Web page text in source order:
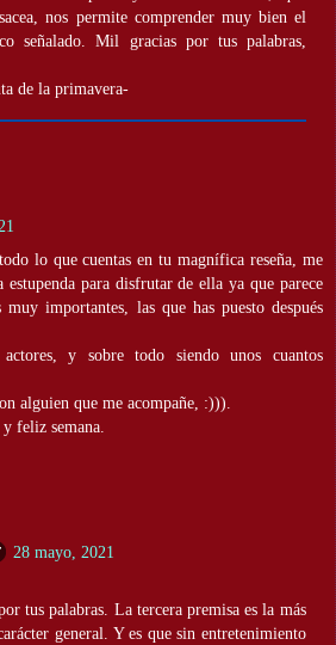
nos permite comprender muy bien el
señalado. Mil gracias por tus palabras,
de la primavera-
lo que cuentas en tu magnífica reseña, me
estupenda para disfrutar de ella ya que parece
muy importantes, las que has puesto después
y sobre todo siendo unos cuantos
alguien que me acompañe, :))).
feliz semana.
28 mayo, 2021
tus palabras. La tercera premisa es la más
general. Y es que sin entretenimiento